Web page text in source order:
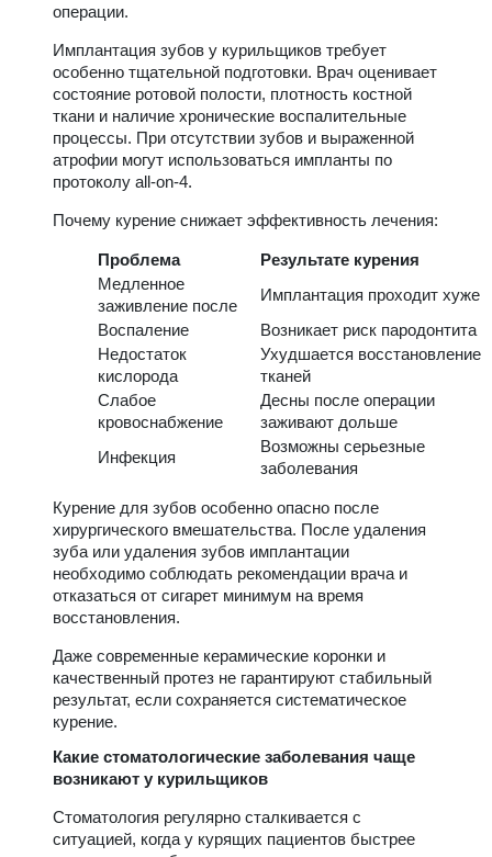
операции.
Имплантация зубов у курильщиков требует
особенно тщательной подготовки. Врач оценивает
состояние ротовой полости, плотность костной
ткани и наличие хронические воспалительные
процессы. При отсутствии зубов и выраженной
атрофии могут использоваться импланты по
протоколу all-on-4.
Почему курение снижает эффективность лечения:
Проблема
Результате курения
Медленное
заживление после
Имплантация проходит хуже
Воспаление
Возникает риск пародонтита
Недостаток
кислорода
Ухудшается восстановление
тканей
Слабое
кровоснабжение
Десны после операции
заживают дольше
Инфекция
Возможны серьезные
заболевания
Курение для зубов особенно опасно после
хирургического вмешательства. После удаления
зуба или удаления зубов имплантации
необходимо соблюдать рекомендации врача и
отказаться от сигарет минимум на время
восстановления.
Даже современные керамические коронки и
качественный протез не гарантируют стабильный
результат, если сохраняется систематическое
курение.
Какие стоматологические заболевания чаще
возникают у курильщиков
Стоматология регулярно сталкивается с
ситуацией, когда у курящих пациентов быстрее